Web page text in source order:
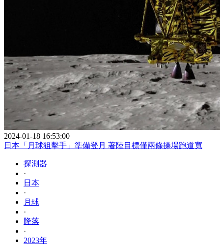
2024-01-18 16:53:00
日本「月球狙擊手」準備登月 著陸目標僅兩條操場跑道寬
探測器
·
日本
·
月球
·
降落
·
2023年